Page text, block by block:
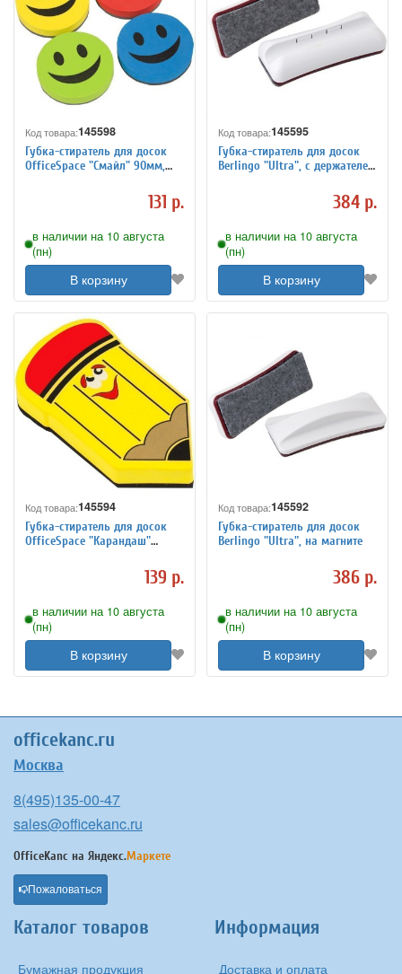
Код товара:145598
Губка-стиратель для досок
OfficeSpace "Смайл" 90мм,
131 р.
в наличии на 10 августа
(пн)
В корзину
Код товара:145595
Губка-стиратель для досок
Berlingo "Ultra", с держателем
384 р.
в наличии на 10 августа
(пн)
В корзину
Код товара:145594
Губка-стиратель для досок
OfficeSpace "Карандаш"
139 р.
в наличии на 10 августа
(пн)
В корзину
Код товара:145592
Губка-стиратель для досок
Berlingo "Ultra", на магните
386 р.
в наличии на 10 августа
(пн)
В корзину
officekanc.ru
Москва
8(495)135-00-47
sales@officekanc.ru
OfficeKanc на Яндекс.Маркете
Пожаловаться
Каталог товаров
Бумажная продукция
Информация
Доставка и оплата